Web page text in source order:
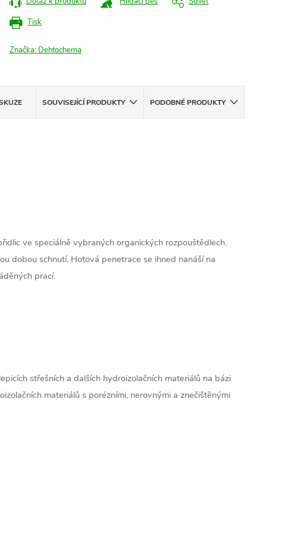
Tisk
Značka: Dehtochema
SOUVISEJÍCÍ PRODUKTY PODOBNÉ PRODUKTY
ve speciálně vybraných organických rozpouštědlech.
dobou schnutí. Hotová penetrace se ihned nanáší na
prací.
střešních a dalších hydroizolačních materiálů na bázi
materiálů s porézními, nerovnými a znečištěnými